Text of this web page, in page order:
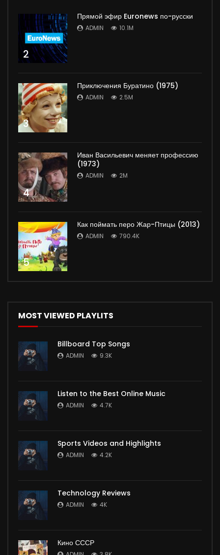
2
Прямой эфир Euronews по-русски
ADMIN 10.1M
3
Приключения Буратино (1975)
ADMIN 2.5M
4
Иван Васильевич меняет профессию
(1973)
ADMIN 2M
5
Как поймать перо Жар-Птицы (2013)
ADMIN 790.4K
MOST VIEWED PLAYLITS
Billboard Top Songs
ADMIN 9.3K
Listen to the Best Online Music
ADMIN 4.7K
Sports Videos and Highlights
ADMIN 4.2K
Technology Reviews
ADMIN 4K
Кино СССР